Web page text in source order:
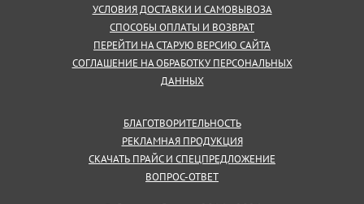
УСЛОВИЯ ДОСТАВКИ И САМОВЫВОЗА
СПОСОБЫ ОПЛАТЫ И ВОЗВРАТ
ПЕРЕЙТИ НА СТАРУЮ ВЕРСИЮ САЙТА
СОГЛАШЕНИЕ НА ОБРАБОТКУ ПЕРСОНАЛЬНЫХ
ДАННЫХ
БЛАГОТВОРИТЕЛЬНОСТЬ
РЕКЛАМНАЯ ПРОДУКЦИЯ
СКАЧАТЬ ПРАЙС И СПЕЦПРЕДЛОЖЕНИЕ
ВОПРОС-ОТВЕТ